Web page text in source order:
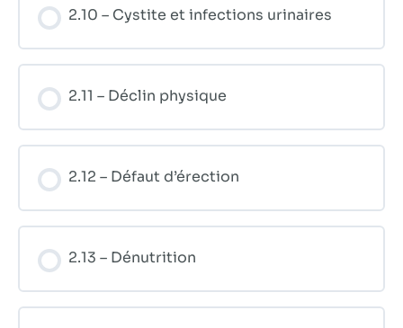
2.10 – Cystite et infections urinaires
2.11 – Déclin physique
2.12 – Défaut d’érection
2.13 – Dénutrition